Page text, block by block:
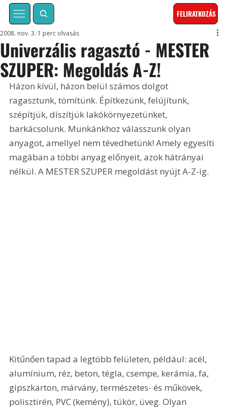
FELIRATKOZÁS
Univerzális ragasztó - MESTER
SZUPER: Megoldás A-Z!
2008. nov. 3. 1 perc olvasás
Házon kívül, házon belül számos dolgot
ragasztunk, tömítünk. Építkezünk, felújítunk,
szépítjük, díszítjük lakókörnyezetünket,
barkácsolunk. Munkánkhoz válasszunk olyan
anyagot, amellyel nem tévedhetünk! Amely egyesíti
magában a többi anyag előnyeit, azok hátrányai
nélkül. A MESTER SZUPER megoldást nyújt A-Z-ig.
Kitűnően tapad a legtöbb felületen, például: acél,
alumínium, réz, beton, tégla, csempe, kerámia, fa,
gipszkarton, márvány, természetes- és műkövek,
polisztirén, PVC (kemény), tükör, üveg. Olyan